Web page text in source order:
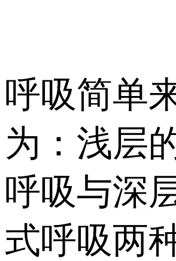
呼吸简单
为：浅层
呼吸与深
式呼吸两